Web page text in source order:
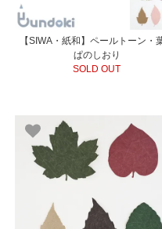
【SIWA・紙和】ペールトーン・
ぱのしおり
SOLD OUT